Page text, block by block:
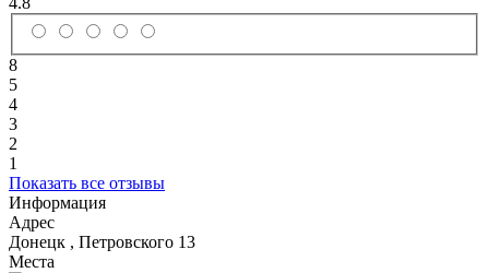
8
5
4
3
2
1
Показать все отзывы
Информация
Адрес
Донецк , Петровского 13
Места